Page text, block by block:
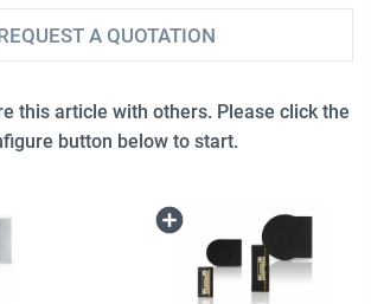
A QUOTATION
this article with others. Please click the
button below to start.